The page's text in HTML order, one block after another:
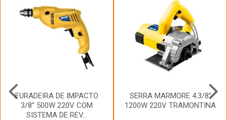
FURADEIRA DE IMPACTO
3/8” 500W 220V COM
SISTEMA DE REV...
SERRA MARMORE 4.3/8”
1200W 220V TRAMONTINA